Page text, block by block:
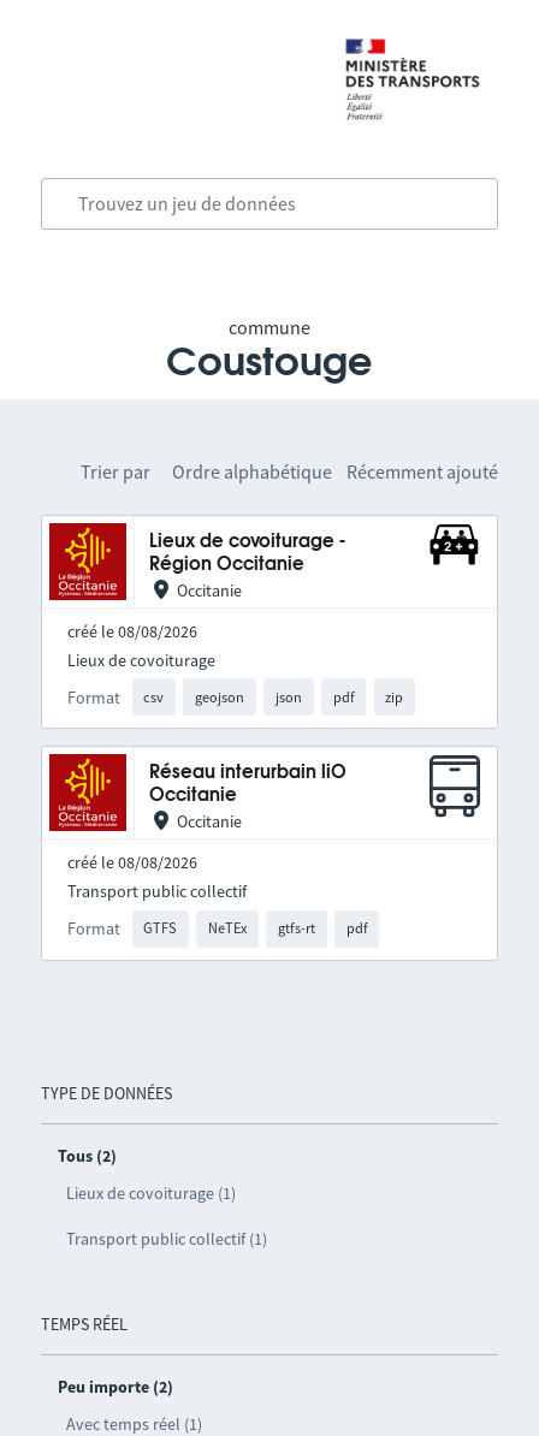
commune
Coustouge
TYPE DE DONNÉES
Tous (2)
Lieux de covoiturage (1)
Transport public collectif (1)
TEMPS RÉEL
Peu importe (2)
Avec temps réel (1)
Trier par Ordre alphabétique Récemment ajouté
Lieux de covoiturage -
Région Occitanie
Occitanie
créé le 08/08/2026
Format csv geojson json pdf zip
Lieux de covoiturage
Réseau interurbain liO
Occitanie
Occitanie
créé le 08/08/2026
Format GTFS NeTEx gtfs-rt pdf
Transport public collectif